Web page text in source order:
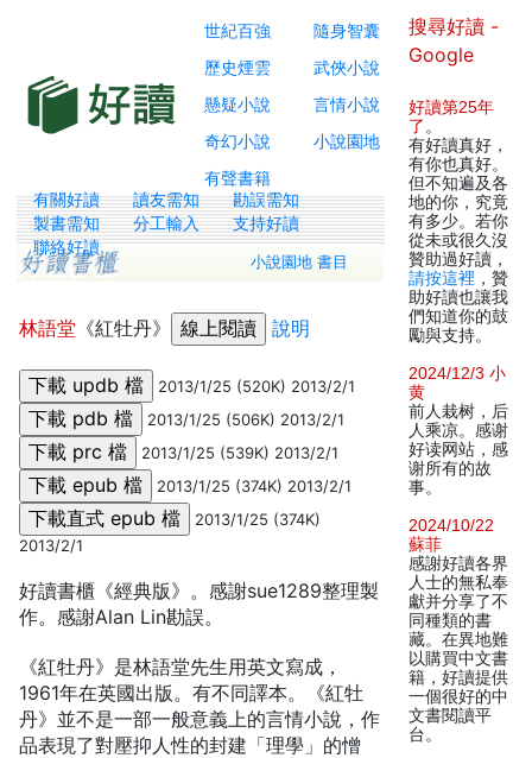
世紀百強
隨身智囊
歷史煙雲
武俠小說
懸疑小說
言情小說
奇幻小說
小說園地
有聲書籍
有關好讀 讀友需知
勘誤需知
製書需知
分工輸入
支持好讀
聯絡好讀
小說園地 書目
林語堂 《紅牡丹》 說明
2013/1/25 (520K) 2013/2/1
2013/1/25 (506K) 2013/2/1
2013/1/25 (539K) 2013/2/1
2013/1/25 (374K) 2013/2/1
2013/1/25 (374K)
2013/2/1
好讀書櫃《經典版》。感謝sue1289整理製
作。感謝Alan Lin勘誤。
《紅牡丹》是林語堂先生用英文寫成，
1961年在英國出版。有不同譯本。《紅牡
丹》並不是一部一般意義上的言情小說，作
品表現了對壓抑人性的封建「理學」的憎
搜尋好讀 -
Google
好讀第25年
了 。
有好讀真好，
有你也真好。
但不知遍及各
地的你，究竟
有多少。若你
從未或很久沒
贊助過好讀，
請按這裡 ，贊
助好讀也讓我
們知道你的鼓
勵與支持。
2024/12/3 小
黄
前人栽树，后
人乘凉。感谢
好读网站，感
谢所有的故
事。
2024/10/22
蘇菲
感謝好讀各界
人士的無私奉
獻并分享了不
同種類的書
藏。在異地難
以購買中文書
籍，好讀提供
一個很好的中
文書閱讀平
台。